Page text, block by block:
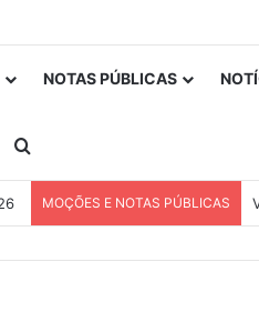
NOTAS PÚBLICAS
Telegram
MOÇÕES E NOTAS PÚBLICAS